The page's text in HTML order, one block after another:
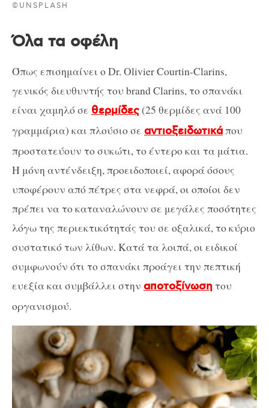
©UNSPLASH
Όλα τα οφέλη
Όπως επισημαίνει ο Dr. Olivier Courtin-Clarins,
γενικός διευθυντής του brand Clarins, το σπανάκι
είναι χαμηλό σε θερμίδες (25 θερμίδες ανά 100
γραμμάρια) και πλούσιο σε αντιοξειδωτικάπου
προστατεύουν το συκώτι, το έντερο και τα μάτια.
Η μόνη αντένδειξη, προειδοποιεί, αφορά όσους
υποφέρουν από πέτρες στα νεφρά, οι οποίοι δεν
πρέπει να το καταναλώνουν σε μεγάλες ποσότητες
λόγω της περιεκτικότητάς του σε οξαλικά, το κύριο
συστατικό των λίθων. Κατά τα λοιπά, οι ειδικοί
συμφωνούν ότι το σπανάκι προάγει την πεπτική
ευεξία και συμβάλλει στην αποτοξίνωσητου
οργανισμού.